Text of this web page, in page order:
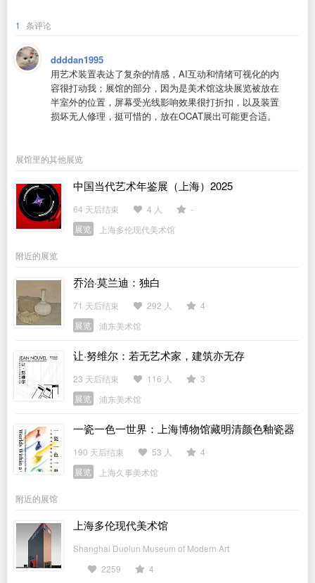
1 条评论
ddddan1995
用艺术装置表达了复杂的情感，AI互动和情绪可视化的内
容很打动我；展馆的部分，因为是美术馆这块展览被放在
半室外的位置，屏幕受光线影响效果很打折扣，以及装置
损坏无人修理，挺可惜的，放在OCAT展出可能更合适。
展馆里的其他展览
中国当代艺术年鉴展（上海）2025
64 天后结束 4 人
-
展览
上海多伦现代美术馆
附近的展览
乔治·莫兰迪：独白
71 天后结束 292 人
4
展览
浦东美术馆
让·努维尔：若无艺术家，建筑亦无存
23 天后结束 116 人
3
展览
浦东美术馆
一瓷一色一世界：上海博物馆藏明清颜色釉瓷器
特展
190 天后结束 53 人
4
展览
上海久事美术馆
附近的展馆
上海多伦现代美术馆
Shanghai Duolun Museum of Modern Art
2259
4